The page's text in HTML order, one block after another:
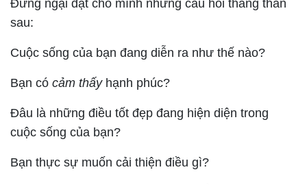
Đừng ngại đặt cho mình những câu hỏi thẳng thắn
sau:
Cuộc sống của bạn đang diễn ra như thế nào?
Bạn có cảm thấyhạnh phúc?
Đâu là những điều tốt đẹp đang hiện diện trong
cuộc sống của bạn?
Bạn thực sự muốn cải thiện điều gì?